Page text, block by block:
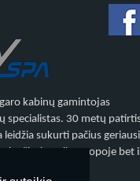
kabinų gamintojas
specialistas. 30 metų
sukurti pačius
ne tik Europoje bet